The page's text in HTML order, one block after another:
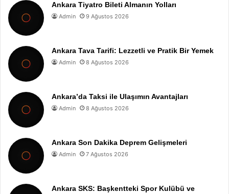
Ankara Tiyatro Bileti Almanın Yolları
Admin 9 Ağustos 2026
Ankara Tava Tarifi: Lezzetli ve Pratik Bir Yemek
Admin 8 Ağustos 2026
Ankara’da Taksi ile Ulaşımın Avantajları
Admin 8 Ağustos 2026
Ankara Son Dakika Deprem Gelişmeleri
Admin 7 Ağustos 2026
Ankara SKS: Başkentteki Spor Kulübü ve